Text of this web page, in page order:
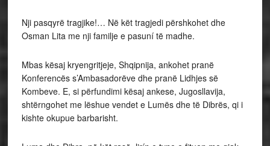
Nji pasqyrë tragjike!… Në kët tragjedi përshkohet dhe
Osman Lita me nji familje e pasuní të madhe.
Mbas kësaj kryengritjeje, Shqipnija, ankohet pranë
Konferencës s’Ambasadorëve dhe pranë Lidhjes së
Kombeve. E, si përfundimi kësaj ankese, Jugosllavija,
shtërngohet me lëshue vendet e Lumës dhe të Dibrës, qi i
kishte okupue barbarisht.